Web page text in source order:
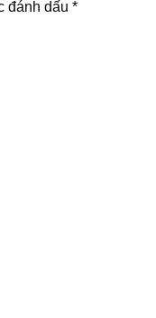
đánh dấu *